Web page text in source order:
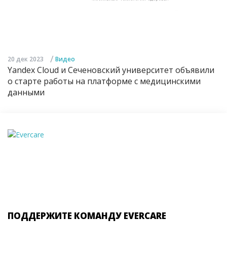
20 дек 2023 / Видео
Yandex Cloud и Сеченовский университет объявили
о старте работы на платформе с медицинскими
данными
ПОДДЕРЖИТЕ КОМАНДУ EVERCARE